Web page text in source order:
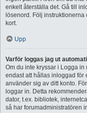
enkelt återställa det. Gå till
lösenord. Följ
kort.
Upp
Varför loggas jag ut
Om du inte kryssar i Logga
endast att hållas inloggad för
använder sig av ditt konto.
loggar in. Detta
dator, t.ex. bibliotek,
så har forumadministratören